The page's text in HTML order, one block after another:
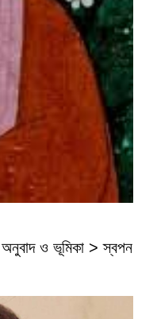
অনুবাদ ও ভূমিকা > স্বপন